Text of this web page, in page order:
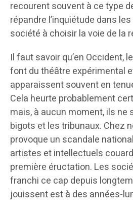
recourent souvent à ce type
répandre l’inquiétude dans
société à choisir la voie de la
Il faut savoir qu’en Occident,
font du théâtre expérimental
apparaissent souvent en
Cela heurte probablement
mais, à aucun moment, ils ne
bigots et les tribunaux. Chez
provoque un scandale
artistes et intellectuels
première éructation. Les
franchi ce cap depuis
jouissent est à des années-